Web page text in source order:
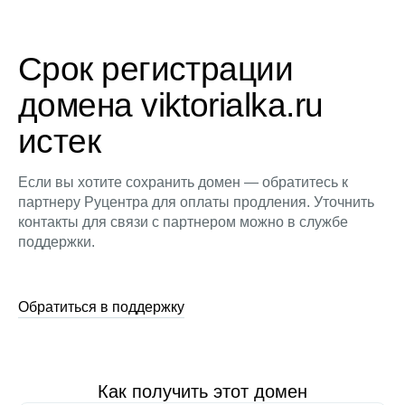
Срок регистрации
домена viktorialka.ru
истек
Если вы хотите сохранить домен — обратитесь к
партнеру Руцентра для оплаты продления. Уточнить
контакты для связи с партнером можно в службе
поддержки.
Обратиться в поддержку
Как получить этот домен